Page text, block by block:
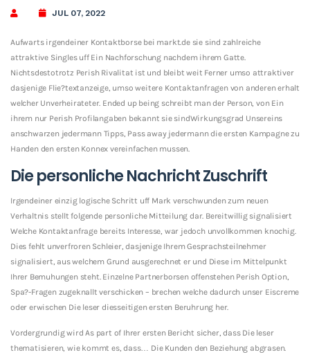
JUL 07, 2022
Aufwarts irgendeiner Kontaktborse bei markt.de sie sind zahlreiche
attraktive Singles uff Ein Nachforschung nachdem ihrem Gatte.
Nichtsdestotrotz Perish Rivalitat ist und bleibt weit Ferner umso attraktiver
dasjenige Flie?textanzeige, umso weitere Kontaktanfragen von anderen erhalt
welcher Unverheirateter. Ended up being schreibt man der Person, von Ein
ihrem nur Perish Profilangaben bekannt sie sindWirkungsgrad Unsereins
anschwarzen jedermann Tipps, Pass away jedermann die ersten Kampagne zu
Handen den ersten Konnex vereinfachen mussen.
Die personliche Nachricht Zuschrift
Irgendeiner einzig logische Schritt uff Mark verschwunden zum neuen
Verhaltnis stellt folgende personliche Mitteilung dar. Bereitwillig signalisiert
Welche Kontaktanfrage bereits Interesse, war jedoch unvollkommen knochig.
Dies fehlt unverfroren Schleier, dasjenige Ihrem Gesprachsteilnehmer
signalisiert, aus welchem Grund ausgerechnet er und Diese im Mittelpunkt
Ihrer Bemuhungen steht. Einzelne Partnerborsen offenstehen Perish Option,
Spa?-Fragen zugeknallt verschicken – brechen welche dadurch unser Eiscreme
oder erwischen Die leser diesseitigen ersten Beruhrung her.
Vordergrundig wird As part of Ihrer ersten Bericht sicher, dass Die leser
thematisieren, wie kommt es, dass… Die Kunden den Beziehung abgrasen.